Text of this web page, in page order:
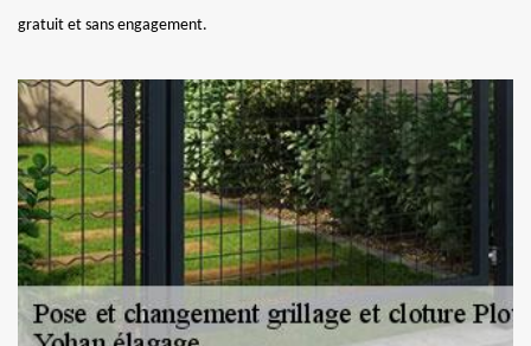
gratuit et sans engagement.